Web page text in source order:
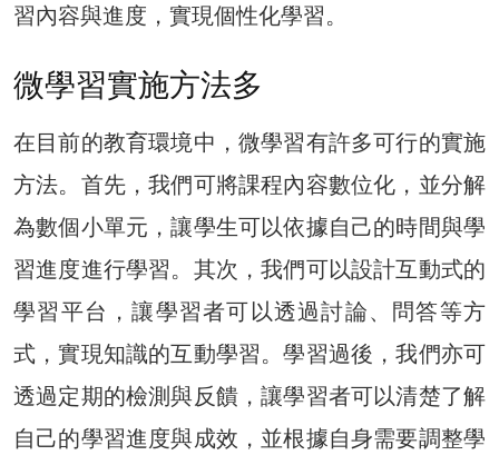
習內容與進度，實現個性化學習。
微學習實施方法多
在目前的教育環境中，微學習有許多可行的實施
方法。首先，我們可將課程內容數位化，並分解
為數個小單元，讓學生可以依據自己的時間與學
習進度進行學習。其次，我們可以設計互動式的
學習平台，讓學習者可以透過討論、問答等方
式，實現知識的互動學習。學習過後，我們亦可
透過定期的檢測與反饋，讓學習者可以清楚了解
自己的學習進度與成效，並根據自身需要調整學